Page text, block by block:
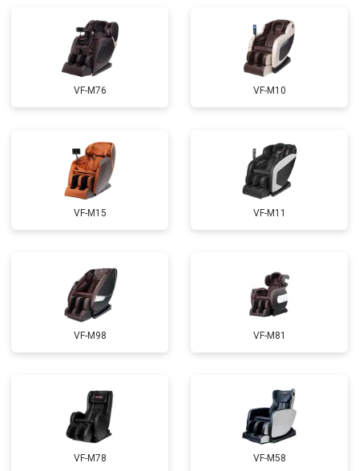
Ремонт купюроприемника от 4700 ₽ Заказать
Замена сетевого трансформатора
VF-M76 VF-M10
VF-M15 VF-M11
VF-M98 VF-M81
VF-M78 VF-M58